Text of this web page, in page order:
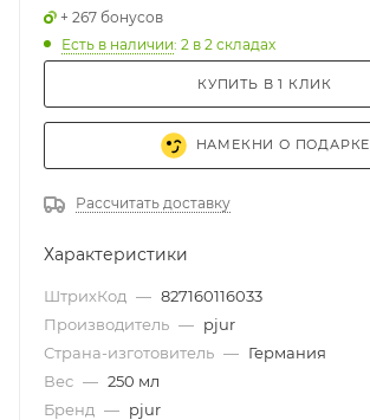
+ 267 бонусов
Есть в наличии: 2 в 2 складах
КУПИТЬ В 1 КЛИК
НАМЕКНИ О ПОДАРКЕ
Рассчитать доставку
Характеристики
ШтрихКод — 827160116033
Производитель — pjur
Страна-изготовитель — Германия
Вес — 250 мл
Бренд — pjur